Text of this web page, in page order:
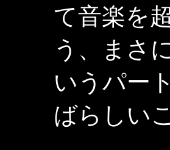
て音楽を
う、まさ
いうパー
ばらしい